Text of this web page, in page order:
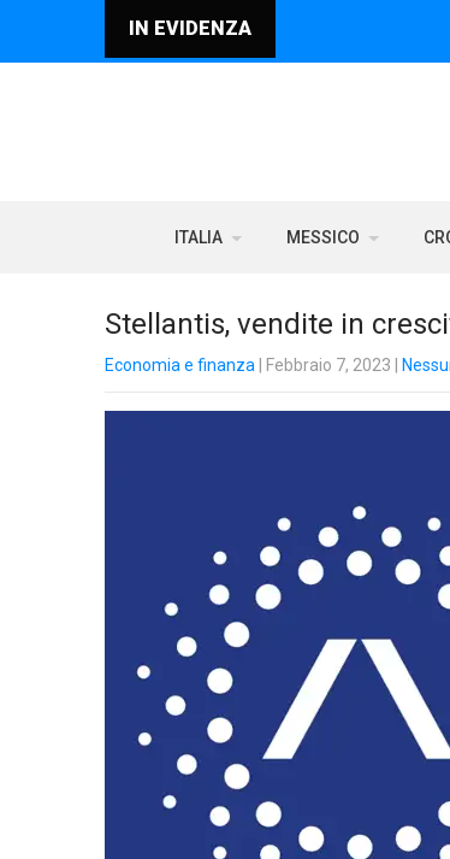
IN EVIDENZA
ITALIA MESSICO
Stellantis, vendite in
Economia e finanza | Febbraio 7, 2023